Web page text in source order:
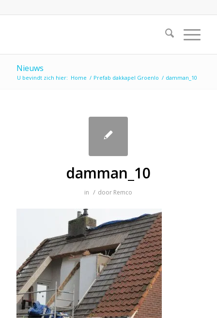
Nieuws
U bevindt zich hier: Home / Prefab dakkapel Groenlo / damman_10
damman_10
in / door Remco